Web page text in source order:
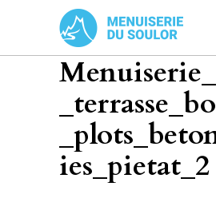
ies_pietat_2